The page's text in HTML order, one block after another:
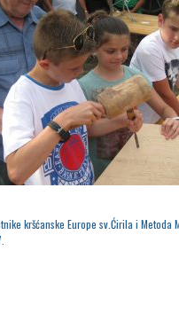
kršćanske Europe sv.Ćirila i